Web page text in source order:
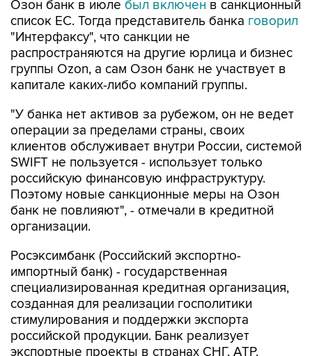
Озон банк в июле был включен в санкционный
список ЕС. Тогда представитель банка говорил
"Интерфаксу", что санкции не
распространяются на другие юрлица и бизнес
группы Ozon, а сам Озон банк не участвует в
капитале каких-либо компаний группы.
"У банка нет активов за рубежом, он не ведет
операции за пределами страны, своих
клиентов обслуживает внутри России, системой
SWIFT не пользуется - использует только
российскую финансовую инфраструктуру.
Поэтому новые санкционные меры на Озон
банк не повлияют", - отмечали в кредитной
организации.
Росэксимбанк (Российский экспортно-
импортный банк) - государственная
специализированная кредитная организация,
созданная для реализации госполитики
стимулирования и поддержки экспорта
российской продукции. Банк реализует
экспортные проекты в странах СНГ, АТР,